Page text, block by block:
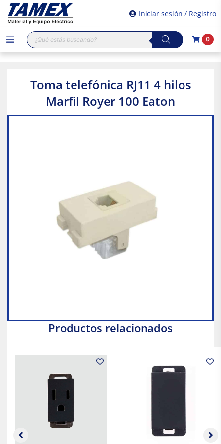
Iniciar sesión / Registro
Búsqueda
de
productos
0
Toma telefónica RJ11 4 hilos
Marfil Royer 100 Eaton
Productos relacionados